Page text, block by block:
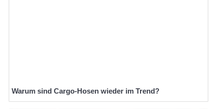
Warum sind Cargo-Hosen wieder im Trend?